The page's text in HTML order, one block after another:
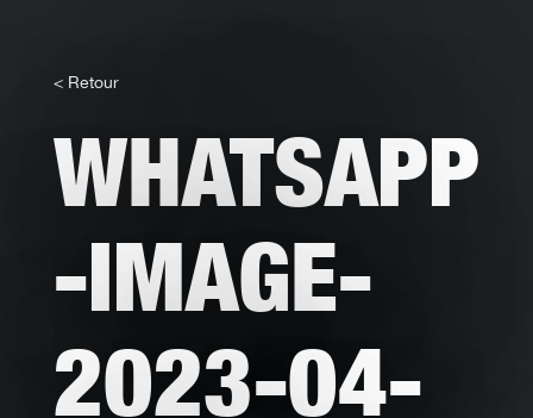
< Retour
WHATSAPP
-IMAGE-
2023-04-